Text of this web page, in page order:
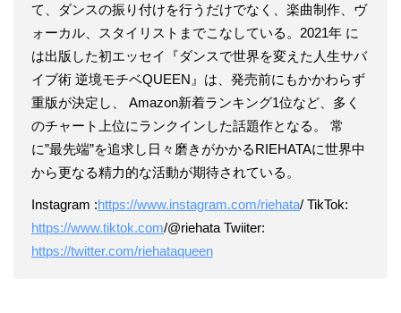
て、ダンスの振り付けを行うだけでなく、楽曲制作、ヴ
ォーカル、スタイリストまでこなしている。2021年 に
は出版した初エッセイ『ダンスで世界を変えた人生サバ
イブ術 逆境モチベQUEEN』は、発売前にもかかわらず
重版が決定し、 Amazon新着ランキング1位など、多く
のチャート上位にランクインした話題作となる。 常
に”最先端”を追求し日々磨きがかかるRIEHATAに世界中
から更なる精力的な活動が期待されている。
Instagram :https://www.instagram.com/riehata/ TikTok:
https://www.tiktok.com/@riehata Twiiter:
https://twitter.com/riehataqueen